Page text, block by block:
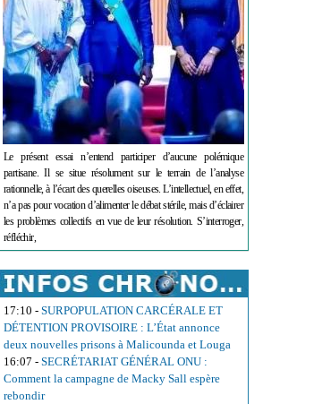
Le présent essai n’entend participer d’aucune polémique
partisane. Il se situe résolument sur le terrain de l’analyse
rationnelle, à l’écart des querelles oiseuses. L’intellectuel, en effet,
n’a pas pour vocation d’alimenter le débat stérile, mais d’éclairer
les problèmes collectifs en vue de leur résolution. S’interroger,
réfléchir,
17:10 - SURPOPULATION CARCÉRALE ET
DÉTENTION PROVISOIRE : L’État annonce
deux nouvelles prisons à Malicounda et Louga
16:07 - SECRÉTARIAT GÉNÉRAL ONU :
Comment la campagne de Macky Sall espère
rebondir